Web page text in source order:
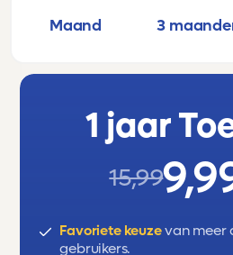
Onderwerpen:
samenvattingsvragen,
sollicitatiebrief,
bijwoordelijke bijzin,
beknopte bijzin,
voorzetsels,
Maand 3
1 jaar
15,99
Favoriete keuzevan meer
gebruikers.